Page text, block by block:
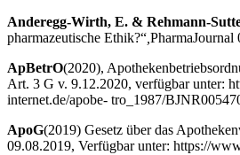
Anderegg-Wirth, E. & Rehmann-
pharmazeutische Ethik?“
ApBetrO(2020),
Art. 3 G v. 9.12.2020, verfügbar unter:
internet.de/apobe- tro_1987/
ApoG(2019) Gesetz über das
09.08.2019, Verfügbar unter: https://